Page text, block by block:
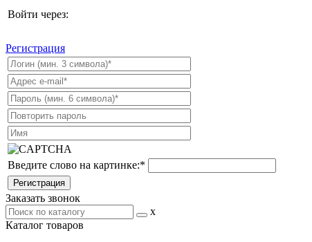
Войти через:
Регистрация
Введите слово на картинке:*
Заказать звонок
x
Каталог товаров